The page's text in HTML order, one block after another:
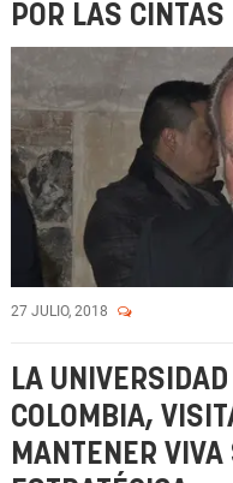
POR LAS
27 JULIO, 2018
LA
COLOMBIA,
MANTENER